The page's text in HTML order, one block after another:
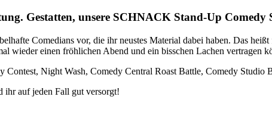
Gestatten, unsere SCHNACK Stand-Up
Comedians vor, die ihr neustes Material dabei haben. Das
wieder einen fröhlichen Abend und ein bisschen Lachen vertragen
Contest, Night Wash, Comedy Central Roast Battle, Comedy Studio
ihr auf jeden Fall gut versorgt!